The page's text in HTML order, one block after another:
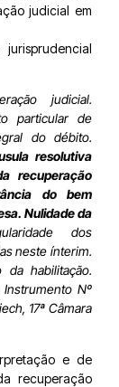
judicial em
judicial.
particular de
do débito.
resolutiva
recuperação
do bem
Nulidade da
dos
neste ínterim.
habilitação.
Nº
17ª Câmara
e de
recuperação